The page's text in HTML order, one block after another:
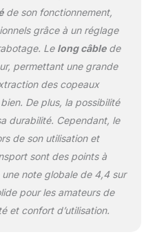
de son fonctionnement,
grâce à un réglage
Le long câblede
permettant une grande
des copeaux
De plus, la possibilité
durabilité. Cependant, le
de son utilisation et
sont des points à
note globale de 4,4 sur
pour les amateurs de
et confort d’utilisation.